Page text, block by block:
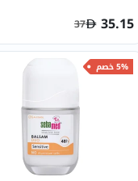
35.15
37
5% خصم